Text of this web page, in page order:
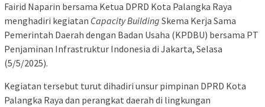
Fairid Naparin bersama Ketua DPRD Kota Palangka Raya
menghadiri kegiatan Capacity Building Skema Kerja Sama
Pemerintah Daerah dengan Badan Usaha (KPDBU) bersama PT
Penjaminan Infrastruktur Indonesia di Jakarta, Selasa
(5/5/2025).
Kegiatan tersebut turut dihadiri unsur pimpinan DPRD Kota
Palangka Raya dan perangkat daerah di lingkungan